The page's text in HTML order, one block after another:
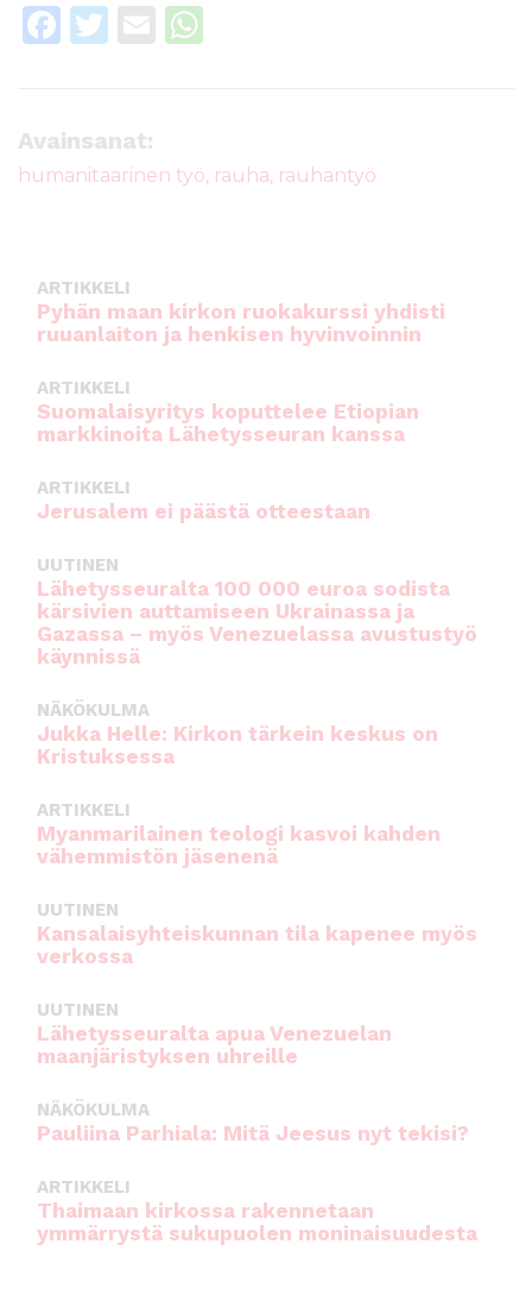
F
e
b
k
T
te
r
E
A
Avainsanat:
humanitaarinen työ, rauha, rauhantyö
ARTIKKELI
Pyhän maan kirkon ruokakurssi yhdisti
ruuanlaiton ja henkisen hyvinvoinnin
ARTIKKELI
Suomalaisyritys koputtelee Etiopian
markkinoita Lähetysseuran kanssa
ARTIKKELI
Jerusalem ei päästä otteestaan
UUTINEN
Lähetysseuralta 100 000 euroa sodista
kärsivien auttamiseen Ukrainassa ja
Gazassa – myös Venezuelassa avustustyö
käynnissä
NÄKÖKULMA
Jukka Helle: Kirkon tärkein keskus on
Kristuksessa
ARTIKKELI
Myanmarilainen teologi kasvoi kahden
vähemmistön jäsenenä
UUTINEN
Kansalaisyhteiskunnan tila kapenee myös
verkossa
UUTINEN
Lähetysseuralta apua Venezuelan
maanjäristyksen uhreille
NÄKÖKULMA
Pauliina Parhiala: Mitä Jeesus nyt tekisi?
ARTIKKELI
Thaimaan kirkossa rakennetaan
ymmärrystä sukupuolen moninaisuudesta